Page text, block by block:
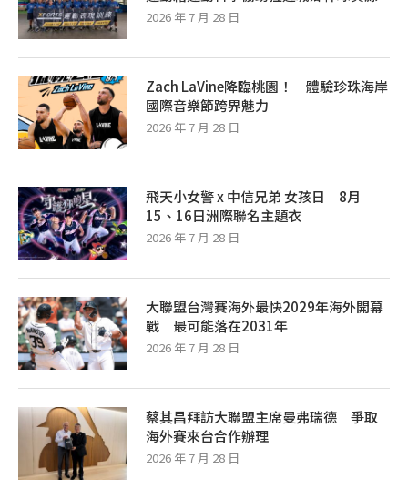
2026 年 7 月 28 日
Zach LaVine降臨桃園！ 體驗珍珠海岸
國際音樂節跨界魅力
2026 年 7 月 28 日
飛天小女警 x 中信兄弟 女孩日 8月
15、16日洲際聯名主題衣
2026 年 7 月 28 日
大聯盟台灣賽海外最快2029年海外開幕
戰 最可能落在2031年
2026 年 7 月 28 日
蔡其昌拜訪大聯盟主席曼弗瑞德 爭取
海外賽來台合作辦理
2026 年 7 月 28 日